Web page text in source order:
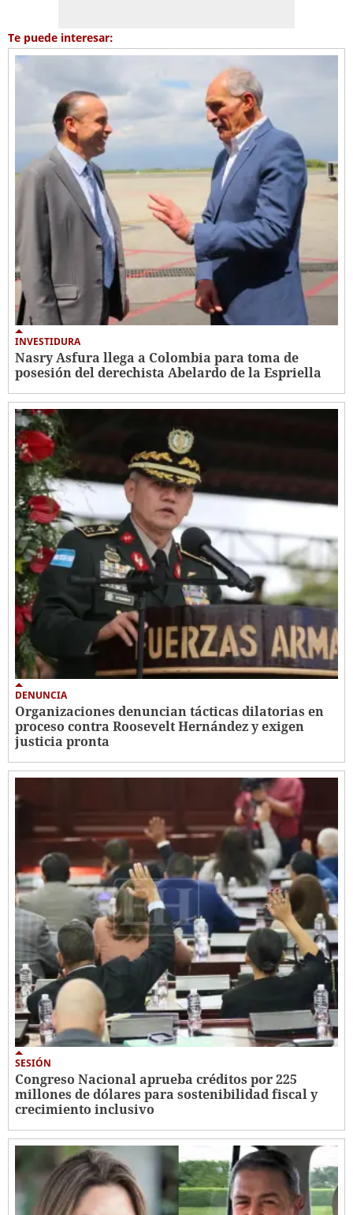
Te puede interesar:
INVESTIDURA
Nasry Asfura llega a Colombia para toma de
posesión del derechista Abelardo de la Espriella
DENUNCIA
Organizaciones denuncian tácticas dilatorias en
proceso contra Roosevelt Hernández y exigen
justicia pronta
SESIÓN
Congreso Nacional aprueba créditos por 225
millones de dólares para sostenibilidad fiscal y
crecimiento inclusivo